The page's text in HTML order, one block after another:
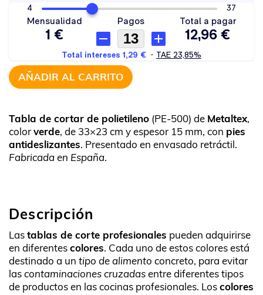
AÑADIR AL CARRITO
Tabla de cortar de polietileno (PE-500) de Metaltex,
colorverde, de 33×23 cm y espesor 15 mm, con pies
antideslizantes. Presentado en envasado retráctil.
Fabricada en España.
Descripción
Lastablas de corte profesionales pueden adquirirse
en diferentescolores. Cada uno de estos colores está
destinado a un tipo de alimento concreto, para evitar
lascontaminaciones cruzadasentre diferentes tipos
de productos en las cocinas profesionales. Loscolores